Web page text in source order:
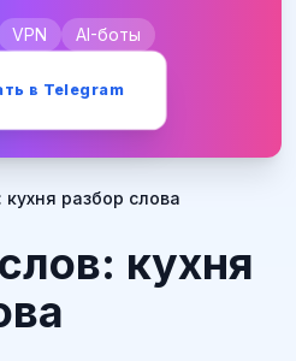
VPN AI-боты
в Telegram
разбор слова
кухня